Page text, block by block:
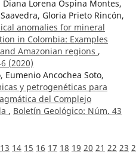
Lorena Ospina Montes,
Gloria Prieto Rincón,
anomalies for mineral
in Colombia: Examples
Amazonian regions ,
(2020)
Eumenio Ancochea Soto,
y petrogenéticas para
del Complejo
, Boletín Geológico: Núm. 43
13 14 15 16 17 18 19 20 21 22 23